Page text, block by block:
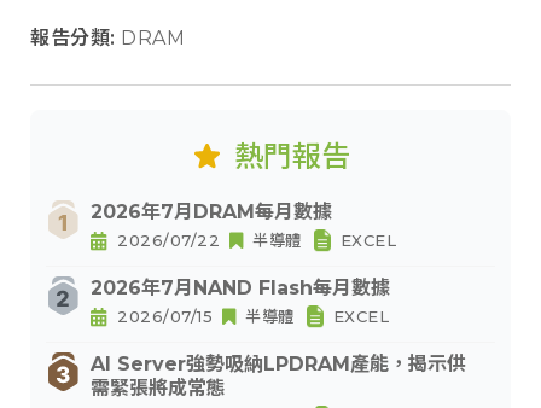
報告分類: DRAM
熱門報告
2026年7月DRAM每月數據
2026/07/22 半導體 EXCEL
2026年7月NAND Flash每月數據
2026/07/15 半導體 EXCEL
AI Server強勢吸納LPDRAM產能，揭示供
需緊張將成常態